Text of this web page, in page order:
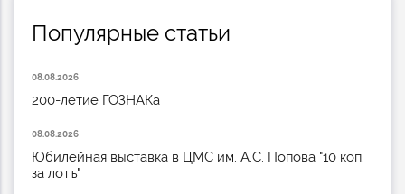
Популярные статьи
08.08.2026
200-летие ГОЗНАКа
08.08.2026
Юбилейная выставка в ЦМС им. А.С. Попова "10 коп.
за лотъ"